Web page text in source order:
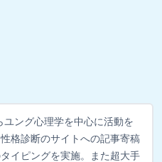
ユング心理学を中心に活動を
格診断のサイトへの記事寄稿
イピングを実施。また超大手